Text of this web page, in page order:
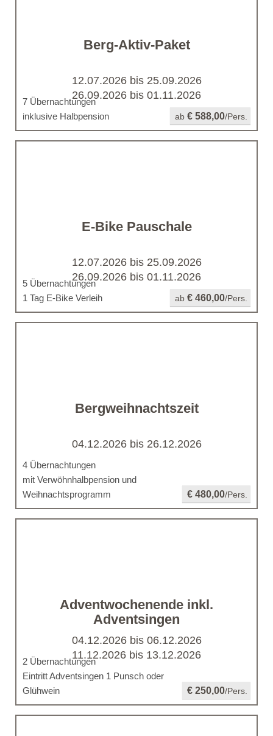
Berg-Aktiv-Paket
12.07.2026 bis 25.09.2026
26.09.2026 bis 01.11.2026
7 Übernachtungen
inklusive Halbpension
ab € 588,00/Pers.
E-Bike Pauschale
12.07.2026 bis 25.09.2026
26.09.2026 bis 01.11.2026
5 Übernachtungen
1 Tag E-Bike Verleih
ab € 460,00/Pers.
Bergweihnachtszeit
04.12.2026 bis 26.12.2026
4 Übernachtungen
mit Verwöhnhalbpension und
Weihnachtsprogramm
€ 480,00/Pers.
Adventwochenende inkl.
Adventsingen
04.12.2026 bis 06.12.2026
11.12.2026 bis 13.12.2026
2 Übernachtungen
Eintritt Adventsingen 1 Punsch oder
Glühwein
€ 250,00/Pers.